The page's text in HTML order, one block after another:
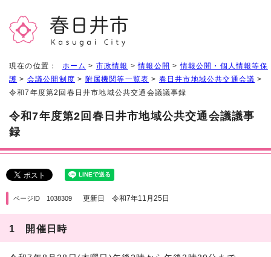
現在の位置： ホーム > 市政情報 >情報公開 >情報公開・個人情報等保
護 > 会議公開制度 > 附属機関等一覧表 > 春日井市地域公共交通会議 >
令和7年度第2回春日井市地域公共交通会議議事録
令和7年度第2回春日井市地域公共交通会議議事
録
ページID 1038309 更新日 令和7年11月25日
1 開催日時